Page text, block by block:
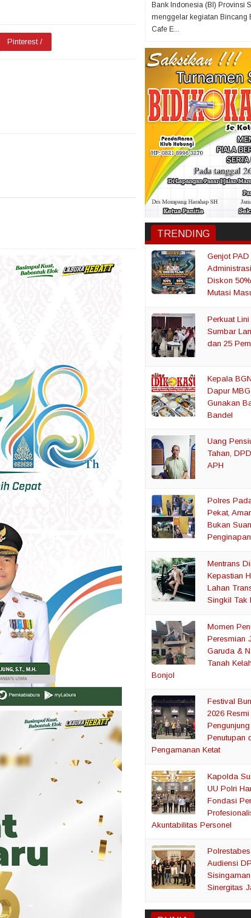
Pinterest /
Bank Indonesia (BI) Provinsi
menggelar kegiatan Bincang
Cafe E...
TRENDING
Genjot
Diskon
Mutasi
Perkuat
Sumbar
dan 25
Kepala
Dapur
Gunakan
Bandel
Uang
Tahan,
APH
Polres
Pekat,
Bukan
Penginapan
Mentrans
Kepastian
Lahan
Singkil Tak
Momen
Peresmian
Garuda &
Tanah
Bonjol
Festival
2026
Penutupan
Pengamanan Ketat
Kapolda
UU Polri
Fondasi
Akuntabilitas Personel
Audiensi
Sinergitas